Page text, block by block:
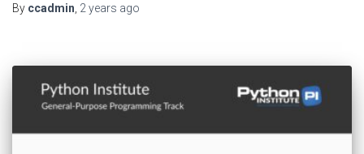
By ccadmin 2 years ago